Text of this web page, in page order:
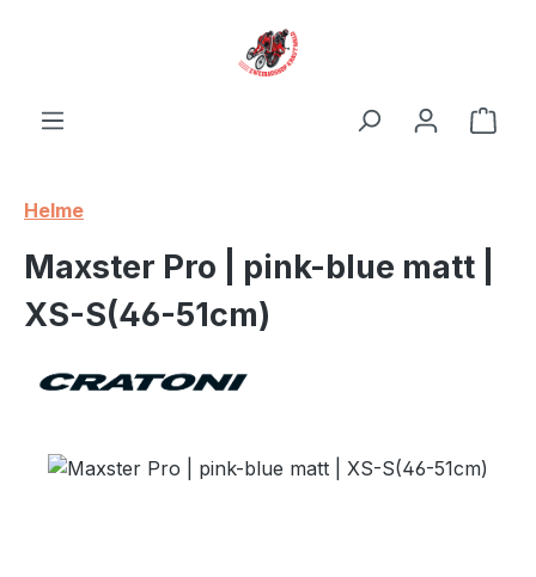
Helme
Maxster Pro | pink-blue matt |
XS-S(46-51cm)
Bildergalerie überspringen